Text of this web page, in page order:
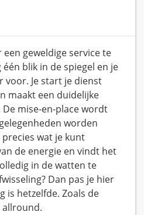
een geweldige service te
blik in de spiegel en je
voor. Je start je dienst
maakt een duidelijke
mise-en-place wordt
worden
wat je kunt
de energie en vindt het
in de watten te
Dan pas je hier
is hetzelfde. Zoals de
allround.